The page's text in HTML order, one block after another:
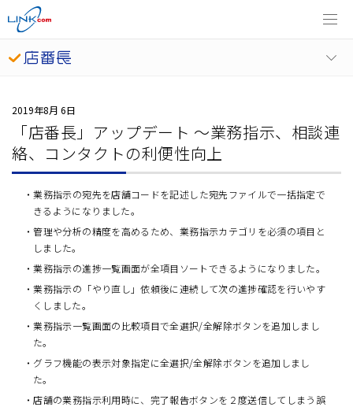
2019年8月 6日
「店番長」アップデート ～業務指示、相談連
絡、コンタクトの利便性向上
業務指示の宛先を店舗コードを記述した宛先ファイルで一括指定で
きるようになりました。
管理や分析の精度を高めるため、 業務指示カテゴリを必須の項目と
しました。
業務指示の進捗一覧画面が全項目ソートできるようになりました。
業務指示の「やり直し」依頼後に連続して次の進捗確認を行いやす
くしました。
業務指示一覧画面の比較項目で全選択/全解除ボタンを追加しまし
た。
グラフ機能の表示対象指定に全選択/全解除ボタンを追加しまし
た。
店舗の業務指示利用時に、完了報告ボタンを２度送信してしまう 誤